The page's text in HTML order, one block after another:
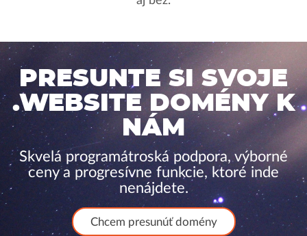
PRESUNTE SI SVOJE
.WEBSITE DOMÉNY K
NÁM
Skvelá programátroská podpora, výborné
ceny a progresívne funkcie, ktoré inde
nenájdete.
Chcem presunúť domény